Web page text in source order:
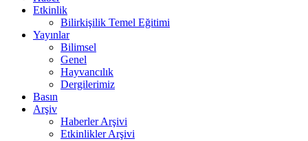
Etkinlik
Bilirkişilik Temel Eğitimi
Yayınlar
Bilimsel
Genel
Hayvancılık
Dergilerimiz
Basın
Arşiv
Haberler Arşivi
Etkinlikler Arşivi